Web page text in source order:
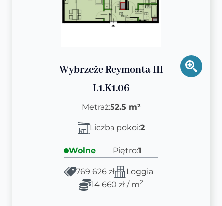
Wybrzeże Reymonta III
L1.K1.06
Metraż:52.5 m²
Liczba pokoi:2
Wolne Piętro:1
769 626 zł
Loggia
14 660 zł / m2